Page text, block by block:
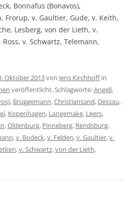
Bonnafus (Bonavos),
Frorup, v. Gaultier, Gude, v. Keith,
Lesberg, von der Lieth, v.
v. Schwartz, Telemann,
Oktober 2013von Jens Kirchhoffin
veröffentlicht. Schlagworte:Angell,
, Brüggemann,Christiansand, Dessau,
, Kopenhagen, Langemake, Leers,
,Oldenburg, Pinneberg, Rendsburg,
,v. Bodeck,v. Felden,v. Gaultier,v.
,v. Schwartz,von der Lieth,